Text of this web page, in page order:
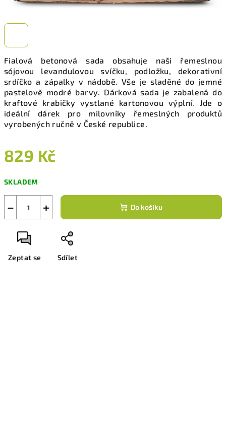
Fialová betonová sada obsahuje naši řemeslnou
sójovou levandulovou svíčku, podložku, dekorativní
srdíčko a zápalky v nádobě. Vše je sladěné do jemné
pastelově modré barvy. Dárková sada je zabalená do
kraftové krabičky vystlané kartonovou výplní. Jde o
ideální dárek pro milovníky řemeslných produktů
vyrobených ručně v České republice.
829 Kč
cena:
SKLADEM
+
− Do košíku
Zeptat se Sdílet